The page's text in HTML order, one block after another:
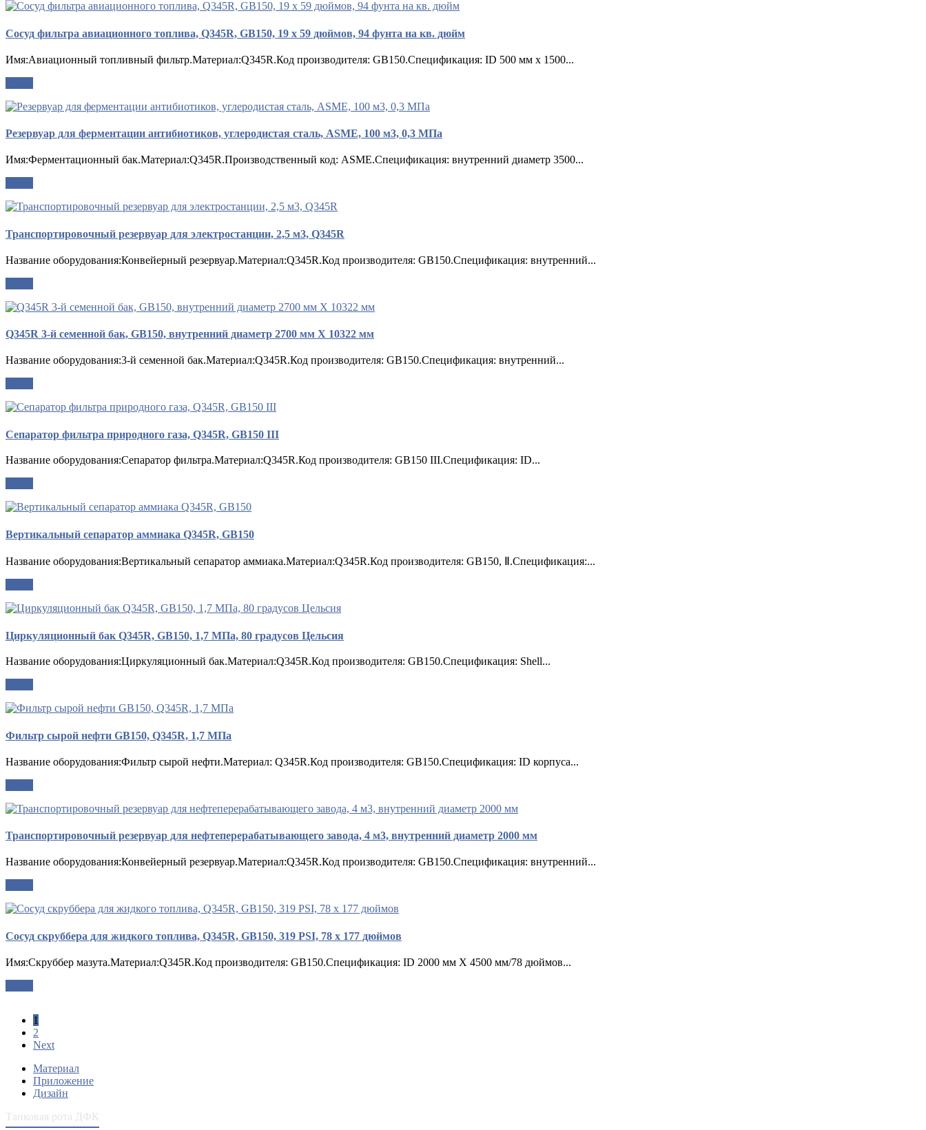
Сосуд фильтра авиационного топлива, Q345R, GB150, 19 x 59 дюймов, 94 фунта на кв. дюйм
Имя:Авиационный топливный фильтр.Материал:Q345R.Код производителя: GB150.Спецификация: ID 500 мм x 1500...
Резервуар для ферментации антибиотиков, углеродистая сталь, ASME, 100 м3, 0,3 МПа
Имя:Ферментационный бак.Материал:Q345R.Производственный код: ASME.Спецификация: внутренний диаметр 3500...
Транспортировочный резервуар для электростанции, 2,5 м3, Q345R
Название оборудования:Конвейерный резервуар.Материал:Q345R.Код производителя: GB150.Спецификация: внутренний...
Q345R 3-й семенной бак, GB150, внутренний диаметр 2700 мм X 10322 мм
Название оборудования:3-й семенной бак.Материал:Q345R.Код производителя: GB150.Спецификация: внутренний...
Сепаратор фильтра природного газа, Q345R, GB150 III
Название оборудования:Сепаратор фильтра.Материал:Q345R.Код производителя: GB150 III.Спецификация: ID...
Вертикальный сепаратор аммиака Q345R, GB150
Название оборудования:Вертикальный сепаратор аммиака.Материал:Q345R.Код производителя: GB150, Ⅱ.Спецификация:...
Циркуляционный бак Q345R, GB150, 1,7 МПа, 80 градусов Цельсия
Название оборудования:Циркуляционный бак.Материал:Q345R.Код производителя: GB150.Спецификация: Shell...
Фильтр сырой нефти GB150, Q345R, 1,7 МПа
Название оборудования:Фильтр сырой нефти.Материал: Q345R.Код производителя: GB150.Спецификация: ID корпуса...
Транспортировочный резервуар для нефтеперерабатывающего завода, 4 м3, внутренний диаметр 2000 мм
Название оборудования:Конвейерный резервуар.Материал:Q345R.Код производителя: GB150.Спецификация: внутренний...
Сосуд скруббера для жидкого топлива, Q345R, GB150, 319 PSI, 78 x 177 дюймов
Имя:Скруббер мазута.Материал:Q345R.Код производителя: GB150.Спецификация: ID 2000 мм X 4500 мм/78 дюймов...
1
2
Next
Материал
Приложение
Дизайн
Танковая рота ДФК